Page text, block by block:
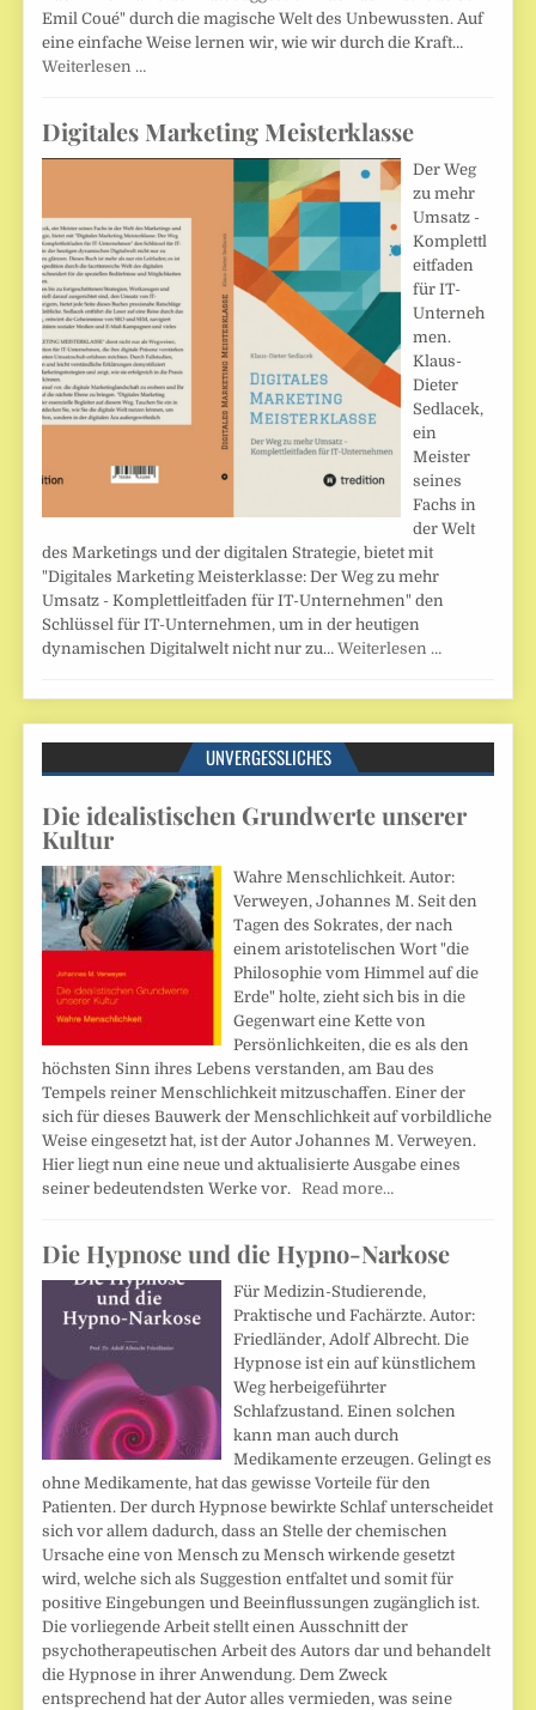
Emil Coué" durch die magische Welt des Unbewussten. Auf
eine einfache Weise lernen wir, wie wir durch die Kraft…
Weiterlesen …
Digitales Marketing Meisterklasse
Der Weg
zu mehr
Umsatz -
Komplettl
eitfaden
für IT-
Unterneh
men.
Klaus-
Dieter
Sedlacek,
ein
Meister
seines
Fachs in
der Welt
des Marketings und der digitalen Strategie, bietet mit
"Digitales Marketing Meisterklasse: Der Weg zu mehr
Umsatz - Komplettleitfaden für IT-Unternehmen" den
Schlüssel für IT-Unternehmen, um in der heutigen
dynamischen Digitalwelt nicht nur zu…Weiterlesen …
UNVERGESSLICHES
Die idealistischen Grundwerte unserer
Kultur
Wahre Menschlichkeit. Autor:
Verweyen, Johannes M. Seit den
Tagen des Sokrates, der nach
einem aristotelischen Wort "die
Philosophie vom Himmel auf die
Erde" holte, zieht sich bis in die
Gegenwart eine Kette von
Persönlichkeiten, die es als den
höchsten Sinn ihres Lebens verstanden, am Bau des
Tempels reiner Menschlichkeit mitzuschaffen. Einer der
sich für dieses Bauwerk der Menschlichkeit auf vorbildliche
Weise eingesetzt hat, ist der Autor Johannes M. Verweyen.
Hier liegt nun eine neue und aktualisierte Ausgabe eines
seiner bedeutendsten Werke vor.Read more…
Die Hypnose und die Hypno-Narkose
Für Medizin-Studierende,
Praktische und Fachärzte. Autor:
Friedländer, Adolf Albrecht. Die
Hypnose ist ein auf künstlichem
Weg herbeigeführter
Schlafzustand. Einen solchen
kann man auch durch
Medikamente erzeugen. Gelingt es
ohne Medikamente, hat das gewisse Vorteile für den
Patienten. Der durch Hypnose bewirkte Schlaf unterscheidet
sich vor allem dadurch, dass an Stelle der chemischen
Ursache eine von Mensch zu Mensch wirkende gesetzt
wird, welche sich als Suggestion entfaltet und somit für
positive Eingebungen und Beeinflussungen zugänglich ist.
Die vorliegende Arbeit stellt einen Ausschnitt der
psychotherapeutischen Arbeit des Autors dar und behandelt
die Hypnose in ihrer Anwendung. Dem Zweck
entsprechend hat der Autor alles vermieden, was seine